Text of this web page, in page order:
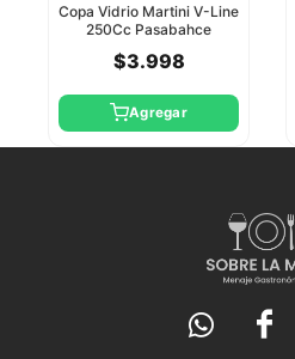
Copa Vidrio Martini V-Line
250Cc Pasabahce
$3.998
Agregar